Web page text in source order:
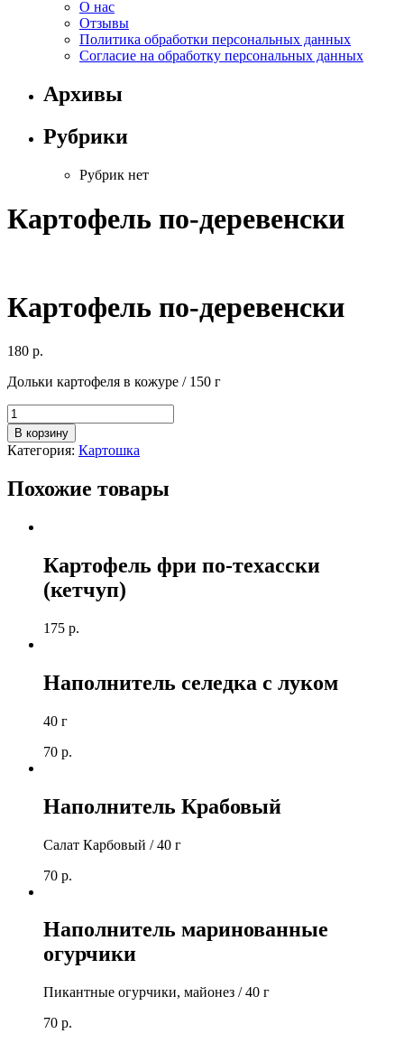
О нас
Отзывы
Политика обработки персональных данных
Согласие на обработку персональных данных
Архивы
Рубрики
Рубрик нет
Картофель по-деревенски
Картофель по-деревенски
180 р.
Дольки картофеля в кожуре / 150 г
Количество
товара
Картофель
по-
В корзину
Категория: Картошка
Похожие товары
Картофель фри по-техасски
(кетчуп)
175 р.
Наполнитель селедка с луком
40 г
70 р.
Наполнитель Крабовый
Салат Карбовый / 40 г
70 р.
Наполнитель маринованные
огурчики
Пикантные огурчики, майонез / 40 г
70 р.